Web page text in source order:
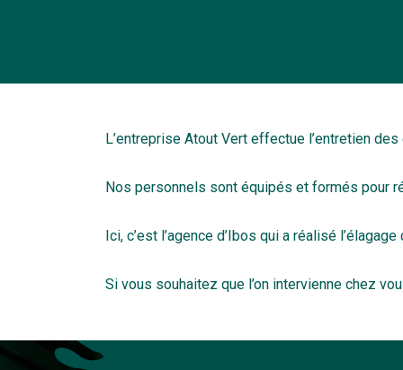
L’entreprise Atout Vert effectue l’entretien
Nos personnels sont équipés et formés pour
Ici, c’est l’agence d’Ibos qui a réalisé
Si vous souhaitez que l’on intervienne chez